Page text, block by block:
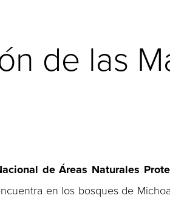
de las
de Áreas Naturales
en los bosques de